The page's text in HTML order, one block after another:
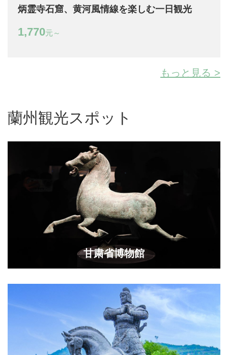
炳霊寺石窟、黄河風情線を楽しむ一日観光
1,770元～
もっと見る >
蘭州観光スポット
甘粛省博物館